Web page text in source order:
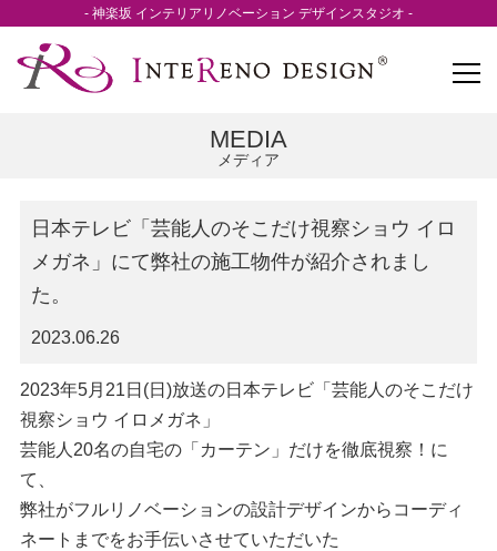
- 神楽坂 インテリアリノベーション デザインスタジオ -
MEDIA
メディア
日本テレビ「芸能人のそこだけ視察ショウ イロ
メガネ」にて弊社の施工物件が紹介されまし
た。
2023.06.26
2023年5月21日(日)放送の日本テレビ「芸能人のそこだけ
視察ショウ イロメガネ」
芸能人20名の自宅の「カーテン」だけを徹底視察！に
て、
弊社がフルリノベーションの設計デザインからコーディ
ネートまでをお手伝いさせていただいた